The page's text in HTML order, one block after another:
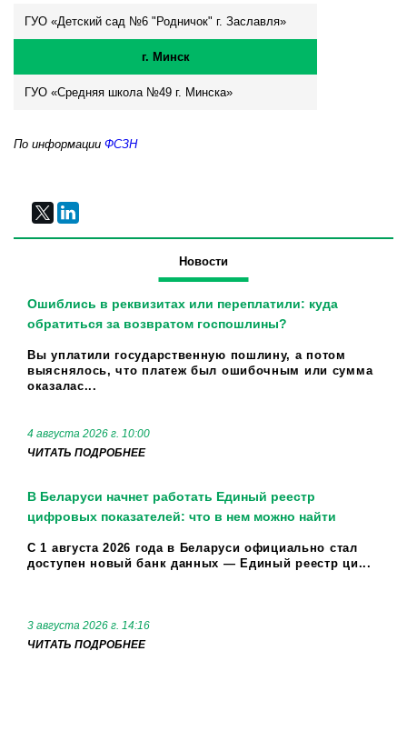
ГУО «Детский сад №6 "Родничок" г. Заславля»
г. Минск
ГУО «Средняя школа №49 г. Минска»
По информации ФСЗН
Новости
Ошиблись в реквизитах или переплатили: куда
обратиться за возвратом госпошлины?
Вы уплатили государственную пошлину, а потом
выяснялось, что платеж был ошибочным или сумма
оказалас...
4 августа 2026 г. 10:00
ЧИТАТЬ ПОДРОБНЕЕ
В Беларуси начнет работать Единый реестр
цифровых показателей: что в нем можно найти
С 1 августа 2026 года в Беларуси официально стал
доступен новый банк данных — Единый реестр ци...
3 августа 2026 г. 14:16
ЧИТАТЬ ПОДРОБНЕЕ